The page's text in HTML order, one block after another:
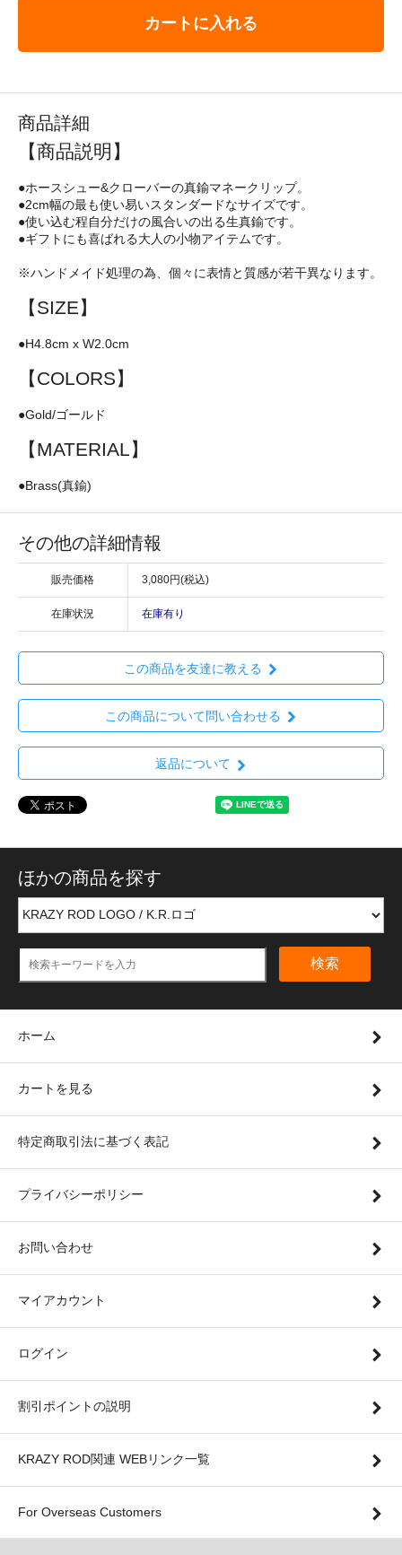
カートに入れる
商品詳細
【商品説明】
●ホースシュー&クローバーの真鍮マネークリップ。
●2cm幅の最も使い易いスタンダードなサイズです。
●使い込む程自分だけの風合いの出る生真鍮です。
●ギフトにも喜ばれる大人の小物アイテムです。
※ハンドメイド処理の為、個々に表情と質感が若干異なります。
【SIZE】
●H4.8cm x W2.0cm
【COLORS】
●Gold/ゴールド
【MATERIAL】
●Brass(真鍮)
その他の詳細情報
販売価格 3,080円(税込)
在庫状況 在庫有り
この商品を友達に教える
この商品について問い合わせる
返品について
ほかの商品を探す
検索
ホーム
カートを見る
特定商取引法に基づく表記
プライバシーポリシー
お問い合わせ
マイアカウント
ログイン
割引ポイントの説明
KRAZY ROD関連 WEBリンク一覧
For Overseas Customers